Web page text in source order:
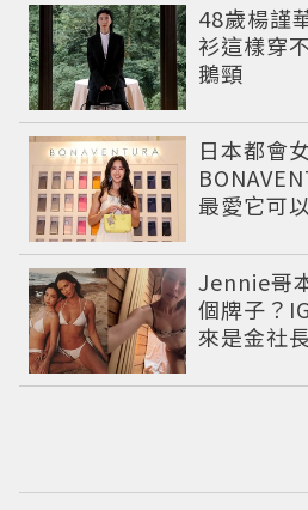
48歲楊謹
衫這樣穿
鵝頸
日本都會
最愛它可
Jennie哥
個牌子？
來是金社